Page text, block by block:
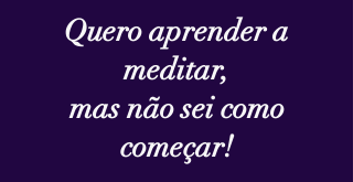
Quero aprender a
meditar,
mas não sei como
começar!